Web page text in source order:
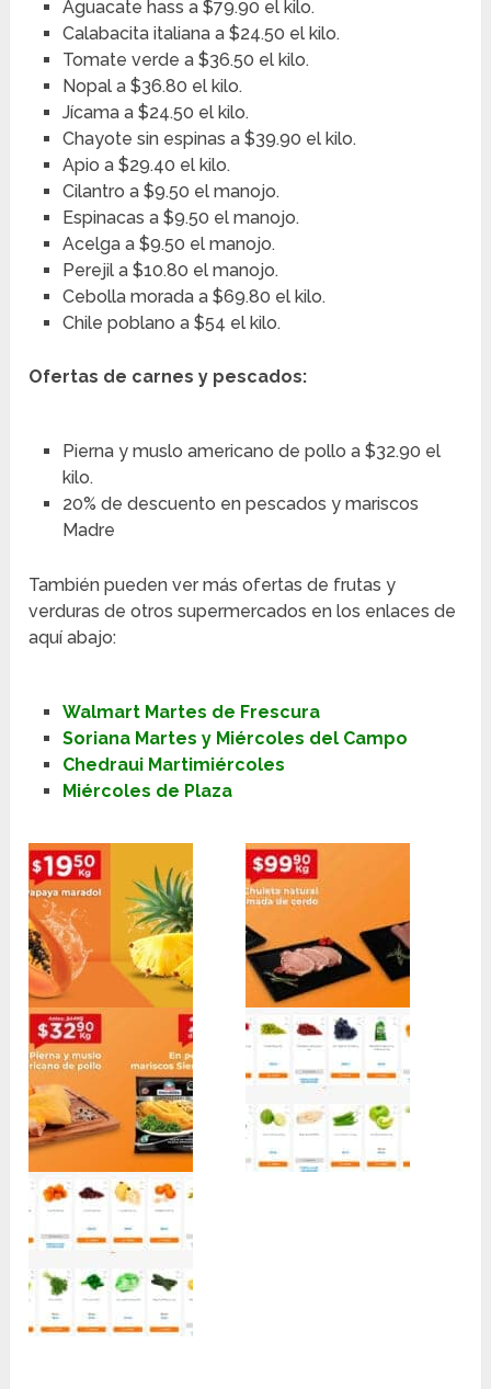
Aguacate hass a $79.90 el kilo.
Calabacita italiana a $24.50 el kilo.
Tomate verde a $36.50 el kilo.
Nopal a $36.80 el kilo.
Jícama a $24.50 el kilo.
Chayote sin espinas a $39.90 el kilo.
Apio a $29.40 el kilo.
Cilantro a $9.50 el manojo.
Espinacas a $9.50 el manojo.
Acelga a $9.50 el manojo.
Perejil a $10.80 el manojo.
Cebolla morada a $69.80 el kilo.
Chile poblano a $54 el kilo.
Ofertas de carnes y pescados:
Pierna y muslo americano de pollo a $32.90 el
kilo.
20% de descuento en pescados y mariscos
Madre
También pueden ver más ofertas de frutas y
verduras de otros supermercados en los enlaces de
aquí abajo:
Walmart Martes de Frescura
Soriana Martes y Miércoles del Campo
Chedraui Martimiércoles
Miércoles de Plaza